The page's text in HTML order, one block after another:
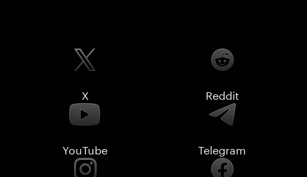
X Reddit
YouTube Telegram